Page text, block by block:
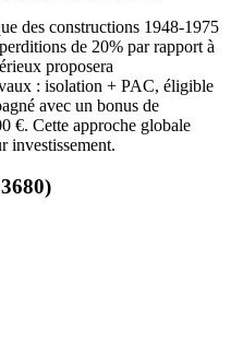
des constructions 1948-1975
de 20% par rapport à
proposera
: isolation + PAC, éligible
avec un bonus de
€. Cette approche globale
investissement.
)